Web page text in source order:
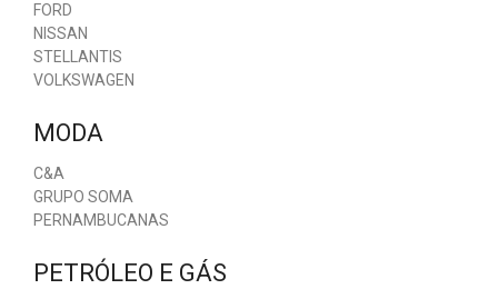
FORD
NISSAN
STELLANTIS
VOLKSWAGEN
MODA
C&A
GRUPO SOMA
PERNAMBUCANAS
PETRÓLEO E GÁS